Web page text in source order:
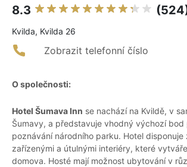
8.3
Kvilda, Kvilda 26
Zobrazit telefonní číslo
O společnosti:
Hotel Šumava Inn se nachází na Kvildě, v
Šumavy, a představuje vhodný výchozí bod
poznávání národního parku. Hotel disponuje
zařízenými a útulnými interiéry, které
domova. Hosté mají možnost ubytování v